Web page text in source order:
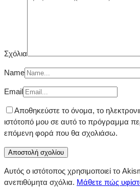
Σχόλια
Name
Email
Αποθηκεύστε το όνομα, το
ιστότοπό μου σε αυτό το πρόγραμμα
επόμενη φορά που θα σχολιάσω.
Αυτός ο ιστότοπος χρησιμοποιεί το
ανεπιθύμητα σχόλια. Μάθετε πώς